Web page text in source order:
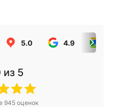
5.0 4.9
из 5
945оценок